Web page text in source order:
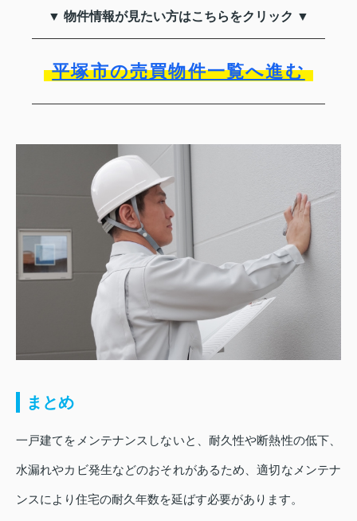
▼ 物件情報が見たい方はこちらをクリック ▼
平塚市の売買物件一覧へ進む
まとめ
一戸建てをメンテナンスしないと、耐久性や断熱性の低下、
水漏れやカビ発生などのおそれがあるため、適切なメンテナ
ンスにより住宅の耐久年数を延ばす必要があります。